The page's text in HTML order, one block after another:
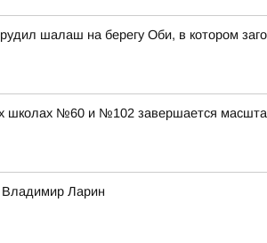
шалаш на берегу Оби, в котором
школах №60 и №102 завершается
Владимир Ларин